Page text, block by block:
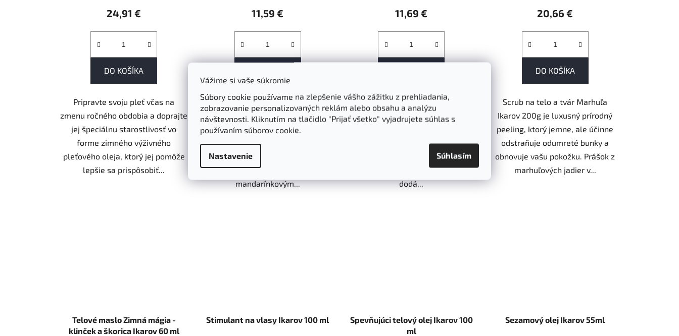
Vážime si vaše súkromie
Súbory cookie používame na zlepšenie vášho zážitku z prehliadania,
zobrazovanie personalizovaných reklám alebo obsahu a analýzu
návštevnosti. Kliknutím na tlačidlo "Prijať všetko" vyjadrujete súhlas s
používaním súborov cookie.
Nastavenie Súhlasím
24,91 €
DO KOŠÍKA
Pripravte svoju pleť včas na
zmenu ročného obdobia a doprajte
jej špeciálnu starostlivosť vo
forme zimného výživného
pleťového oleja, ktorý jej pomôže
lepšie sa prispôsobiť...
11,59 €
Nalaďte sa na tú pravú zimnú
atmosféru! Zimný balzam na ruky
s obsahom 96 % organických
zložiek a s nádhernou vôňou
škorice v kombinácii s
pomarančovým a
mandarínkovým...
11,69 €
Trápia vás vaše nechty? Máte
poškodenú pokožku, alebo lámavé
výživné sérum na nechty a
nechtovú kožtičku a zažite
poriadnu zmenu! Toto sérum
dodá...
20,66 €
DO KOŠÍKA
Scrub na telo a tvár Marhuľa
Ikarov 200g je luxusný prírodný
peeling, ktorý jemne, ale účinne
odstraňuje odumreté bunky a
obnovuje vašu pokožku. Prášok z
marhuľových jadier v...
Telové maslo Zimná mágia -
klinček a škorica Ikarov 60 ml
Stimulant na vlasy Ikarov 100 ml
Spevňujúci telový olej Ikarov 100
ml
Sezamový olej Ikarov 55ml